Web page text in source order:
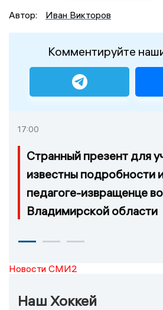
Автор:
Иван Викторов
Комментируйте
17:00
Странный презент для
известны подробности
педагоге-извращенце во
Владимирской области
Новости СМИ2
Наш Хоккей